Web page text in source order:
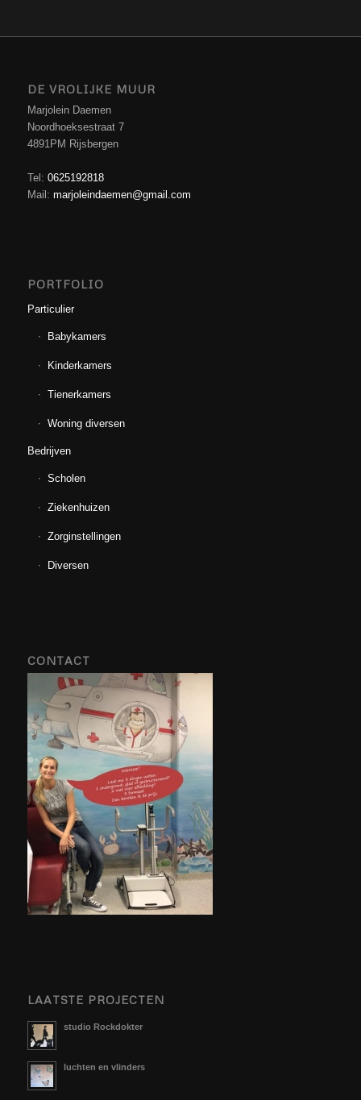
DE VROLIJKE MUUR
Marjolein Daemen
Noordhoeksestraat 7
4891PM Rijsbergen
Tel: 0625192818
Mail: marjoleindaemen@gmail.com
PORTFOLIO
Particulier
Babykamers
Kinderkamers
Tienerkamers
Woning diversen
Bedrijven
Scholen
Ziekenhuizen
Zorginstellingen
Diversen
CONTACT
LAATSTE PROJECTEN
studio Rockdokter
luchten en vlinders